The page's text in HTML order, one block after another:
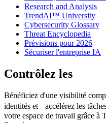
Research and Analysis
TrendAI™ University
Cybersecurity Glossary
Threat Encyclopedia
Prévisions pour 2026
Sécuriser l'entreprise IA
Contrôlez les
Bénéficiez d'une visibilité
identités et accélérez les
votre espace de travail grâce